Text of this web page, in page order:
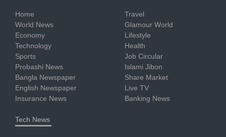
Home
World News
Economy
Technology
Sports
Probashi News
Bangla Newspaper
English Newspaper
Insurance News
Travel
Glamour World
Lifestyle
Health
Job Circular
Islami Jibon
Share Market
Live TV
Banking News
Tech News